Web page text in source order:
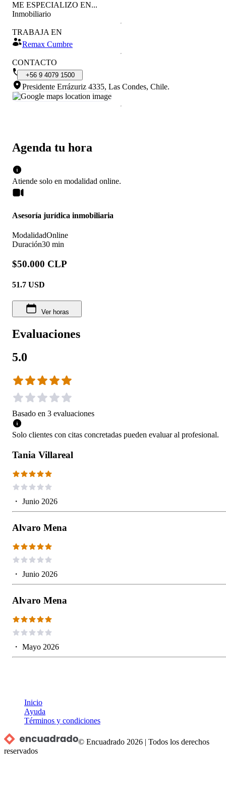
Agenda tu hora
Atiende solo en modalidad online.
Asesoría jurídica inmobiliaria
ModalidadOnline
Duración30 min
$50.000 CLP
51.7 USD
Ver horas
Evaluaciones
5.0
Basado en 3 evaluaciones
Solo clientes con citas concretadas pueden evaluar al profesional.
Tania Villareal
・ Junio 2026
Alvaro Mena
・ Junio 2026
Alvaro Mena
・ Mayo 2026
ME ESPECIALIZO EN...
Inmobiliario
TRABAJA EN
Remax Cumbre
CONTACTO
+56 9 4079 1500
Presidente Errázuriz 4335, Las Condes, Chile.
Inicio
Ayuda
Términos y condiciones
© Encuadrado 2026 |Todos los derechos
reservados